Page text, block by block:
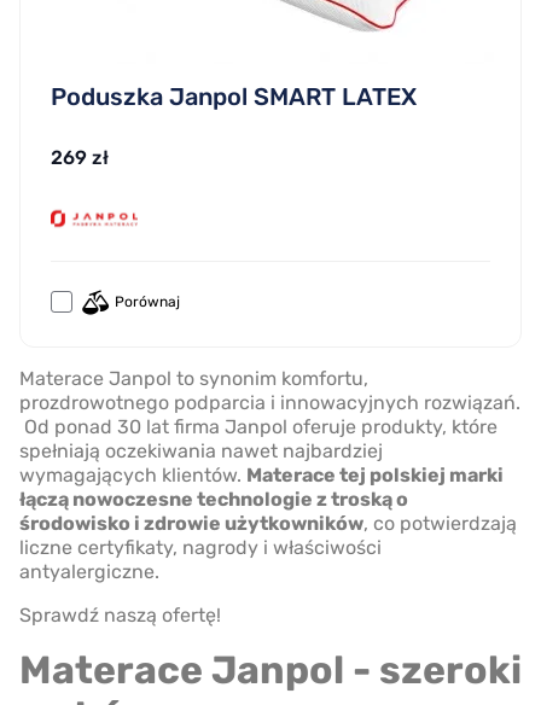
Poduszka Janpol SMART LATEX
269 zł
Porównaj
Materace Janpol to synonim komfortu,
prozdrowotnego podparcia i innowacyjnych rozwiązań.
Od ponad 30 lat firma Janpol oferuje produkty, które
spełniają oczekiwania nawet najbardziej
wymagających klientów. Materace tej polskiej marki
łączą nowoczesne technologie z troską o
środowisko i zdrowie użytkowników, co potwierdzają
liczne certyfikaty, nagrody i właściwości
antyalergiczne.
Sprawdź naszą ofertę!
Materace Janpol - szeroki